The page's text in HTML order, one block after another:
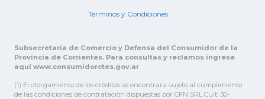
Términos y Condiciones
Subsecretaría de Comercio y Defensa del Consumidor de la
Provincia de Corrientes. Para consultas y reclamos ingrese
aquí www.consumidorctes.gov.ar
(1) El otorgamiento de los créditos se encontrara sujeto al cumplimiento
de las condiciones de contratación dispuestas por CFN SRL Cuit: 30-